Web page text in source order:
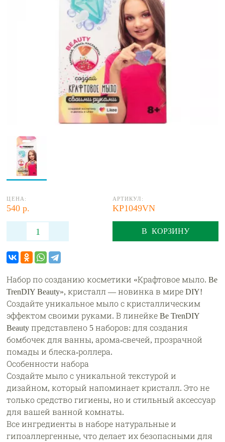
ЦЕНА:
540 р.
АРТИКУЛ:
KP1049VN
В КОРЗИНУ
Набор по созданию косметики «Крафтовое мыло. Be
TrenDIY Beauty», кристалл — новинка в мире DIY!
Создайте уникальное мыло с кристаллическим
эффектом своими руками. В линейке Be TrenDIY
Beauty представлено 5 наборов: для создания
бомбочек для ванны, арома-свечей, прозрачной
помады и блеска-роллера.
Особенности набора
Создайте мыло с уникальной текстурой и
дизайном, который напоминает кристалл. Это не
только средство гигиены, но и стильный аксессуар
для вашей ванной комнаты.
Все ингредиенты в наборе натуральные и
гипоаллергенные, что делает их безопасными для